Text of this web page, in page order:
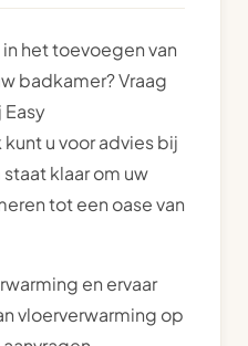
het toevoegen van
badkamer? Vraag
u voor advies bij
klaar om uw
tot een oase van
en ervaar
vloerverwarming op